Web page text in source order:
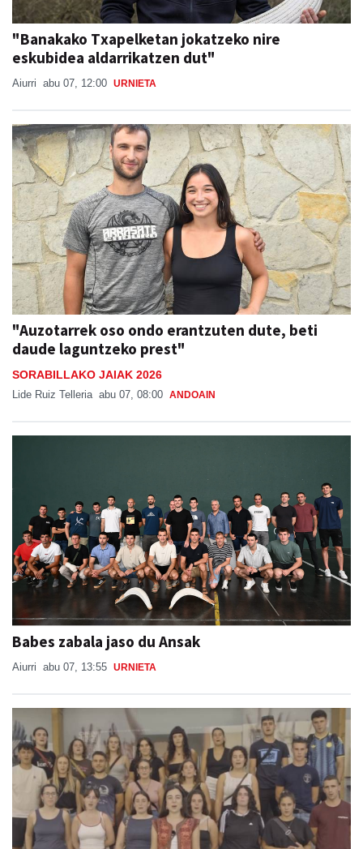
"Banakako Txapelketan jokatzeko nire
eskubidea aldarrikatzen dut"
Aiurri abu 07, 12:00 URNIETA
"Auzotarrek oso ondo erantzuten dute, beti
daude laguntzeko prest"
SORABILLAKO JAIAK 2026
Lide Ruiz Telleria abu 07, 08:00 ANDOAIN
Babes zabala jaso du Ansak
Aiurri abu 07, 13:55 URNIETA